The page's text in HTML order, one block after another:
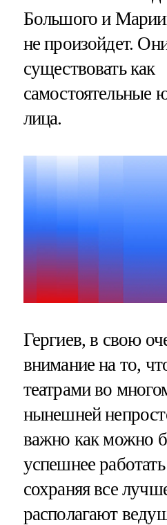
Большого и
не произойдет.
существовать как
самостоятельные
лица.
Гергиев, в свою
внимание на то,
театрами во
нынешней
важно как можно
успешнее
сохраняя все
располагают